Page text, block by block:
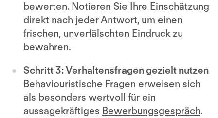
bewerten. Notieren Sie Ihre Einschätzung
direkt nach jeder Antwort, um einen
frischen, unverfälschten Eindruck zu
bewahren.
Schritt 3: Verhaltensfragen gezielt nutzen
Behaviouristische Fragen erweisen sich
als besonders wertvoll für ein
aussagekräftiges Bewerbungsgespräch.